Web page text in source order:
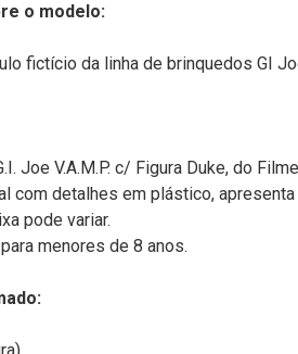
o modelo:
fictício da linha de brinquedos GI
Joe V.A.M.P. c/ Figura Duke, do
com detalhes em plástico,
pode variar.
menores de 8 anos.